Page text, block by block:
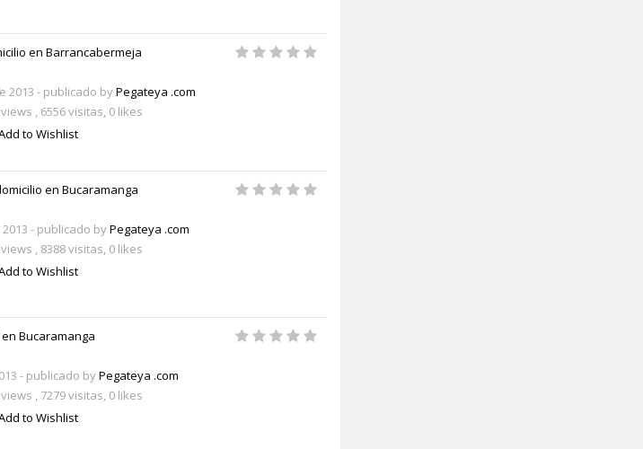
en Barrancabermeja
2013 - publicado byPegateya .com
, 6556 visitas, 0 likes
to Wishlist
en Bucaramanga
- publicado byPegateya .com
, 8388 visitas, 0 likes
to Wishlist
Bucaramanga
- publicado byPegateya .com
, 7279 visitas, 0 likes
to Wishlist